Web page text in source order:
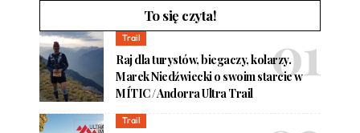
To się czyta!
Trail
Raj dla turystów, biegaczy, kolarzy.
Marek Niedźwiecki o swoim starcie w
MÍTIC / Andorra Ultra Trail
Trail